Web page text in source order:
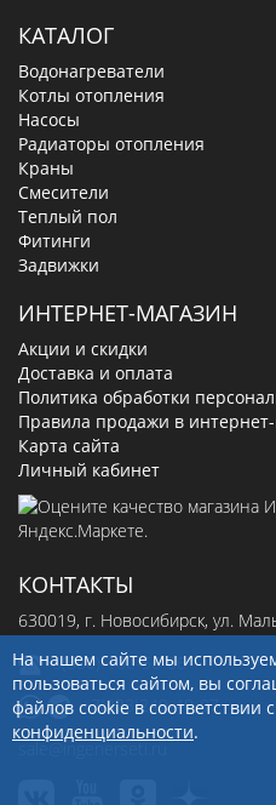
КАТАЛОГ
Водонагреватели
Котлы отопления
Насосы
Радиаторы отопления
Краны
Смесители
Теплый пол
Фитинги
Задвижки
ИНТЕРНЕТ-МАГАЗИН
Акции и скидки
Доставка и оплата
Политика обработки
Правила продажи в
Карта сайта
Личный кабинет
КОНТАКТЫ
630019, г. Новосибирск, ул.
8(800)-100-56-66
+7(923)249-40-97
sale@ingenerseti.ru
На нашем сайте мы
пользоваться сайтом, вы
файлов cookie в соответствии
конфиденциальности.